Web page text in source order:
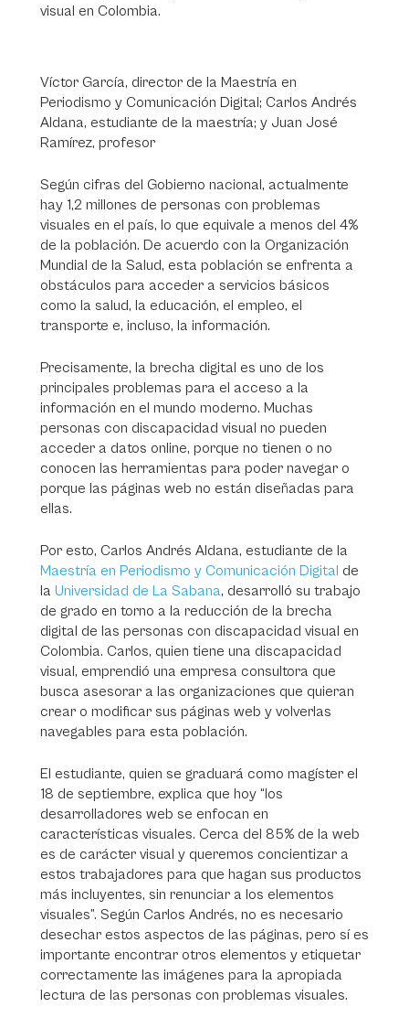
visual en Colombia.
Víctor García, director de la Maestría en
Periodismo y Comunicación Digital; Carlos Andrés
Aldana, estudiante de la maestría; y Juan José
Ramírez, profesor
Según cifras del Gobierno nacional, actualmente
hay 1,2 millones de personas con problemas
visuales en el país, lo que equivale a menos del 4%
de la población. De acuerdo con la Organización
Mundial de la Salud, esta población se enfrenta a
obstáculos para acceder a servicios básicos
como la salud, la educación, el empleo, el
transporte e, incluso, la información.
Precisamente, la brecha digital es uno de los
principales problemas para el acceso a la
información en el mundo moderno. Muchas
personas con discapacidad visual no pueden
acceder a datos online, porque no tienen o no
conocen las herramientas para poder navegar o
porque las páginas web no están diseñadas para
ellas.
Por esto, Carlos Andrés Aldana, estudiante de la
Maestría en Periodismo y Comunicación Digital de
la Universidad de La Sabana, desarrolló su trabajo
de grado en torno a la reducción de la brecha
digital de las personas con discapacidad visual en
Colombia. Carlos, quien tiene una discapacidad
visual, emprendió una empresa consultora que
busca asesorar a las organizaciones que quieran
crear o modificar sus páginas web y volverlas
navegables para esta población.
El estudiante, quien se graduará como magíster el
18 de septiembre, explica que hoy “los
desarrolladores web se enfocan en
características visuales. Cerca del 85% de la web
es de carácter visual y queremos concientizar a
estos trabajadores para que hagan sus productos
más incluyentes, sin renunciar a los elementos
visuales”. Según Carlos Andrés, no es necesario
desechar estos aspectos de las páginas, pero sí es
importante encontrar otros elementos y etiquetar
correctamente las imágenes para la apropiada
lectura de las personas con problemas visuales.